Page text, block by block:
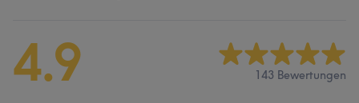
4.9 143 Bewertungen